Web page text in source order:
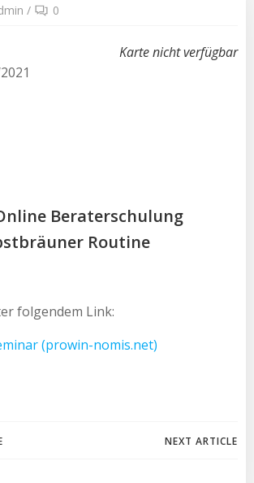
/ 0
Karte nicht verfügbar
Beraterschulung
Routine
folgendem Link:
(prowin-nomis.net)
NEXT ARTICLE